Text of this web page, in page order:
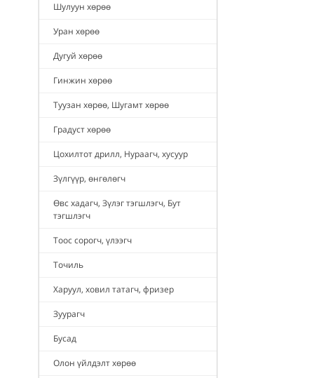
Шулуун хөрөө
Уран хөрөө
Дугуй хөрөө
Гинжин хөрөө
Туузан хөрөө, Шугамт хөрөө
Градуст хөрөө
Цохилтот дрилл, Нураагч, хусуур
Зүлгүүр, өнгөлөгч
Өвс хадагч, Зүлэг тэгшлэгч, Бут
тэгшлэгч
Тоос сорогч, үлээгч
Точиль
Харуул, ховил татагч, фризер
Зуурагч
Бусад
Олон үйлдэлт хөрөө